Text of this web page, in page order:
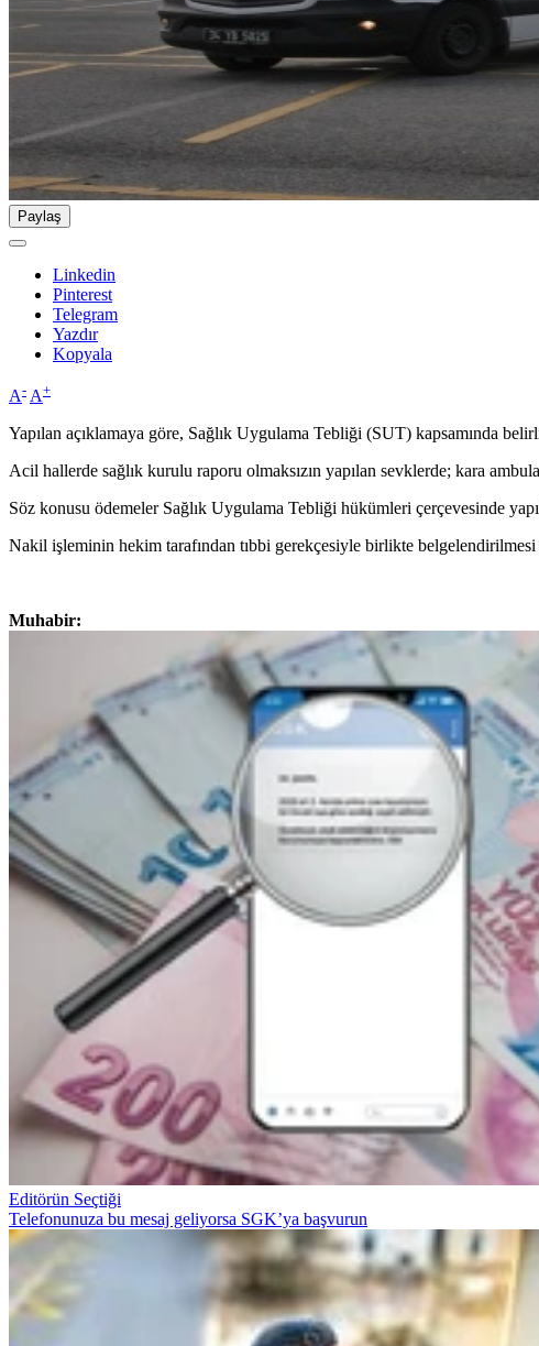
Paylaş
Linkedin
Pinterest
Telegram
Yazdır
Kopyala
A- A+
Yapılan açıklamaya göre, Sağlık Uygulama Tebliği (SUT) kapsamında
Acil hallerde sağlık kurulu raporu olmaksızın yapılan sevklerde; kara
Söz konusu ödemeler Sağlık Uygulama Tebliği hükümleri çerçevesinde
Nakil işleminin hekim tarafından tıbbi gerekçesiyle birlikte belgelendirilmesi
Muhabir:
Editörün Seçtiği
Telefonunuza bu mesaj geliyorsa SGK’ya başvurun